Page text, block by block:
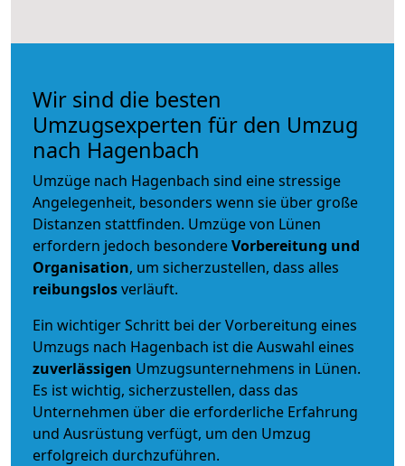
Wir sind die besten
Umzugsexperten für den Umzug
nach Hagenbach
Umzüge nach Hagenbach sind eine stressige
Angelegenheit, besonders wenn sie über große
Distanzen stattfinden. Umzüge von Lünen
erfordern jedoch besondereVorbereitung und
Organisation, um sicherzustellen, dass alles
reibungslosverläuft.
Ein wichtiger Schritt bei der Vorbereitung eines
Umzugs nach Hagenbach ist die Auswahl eines
zuverlässigen Umzugsunternehmens in Lünen.
Es ist wichtig, sicherzustellen, dass das
Unternehmen über die erforderliche Erfahrung
und Ausrüstung verfügt, um den Umzug
erfolgreich durchzuführen.